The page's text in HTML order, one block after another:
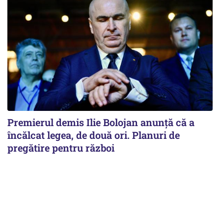
Premierul demis Ilie Bolojan anunță că a
încălcat legea, de două ori. Planuri de
pregătire pentru război